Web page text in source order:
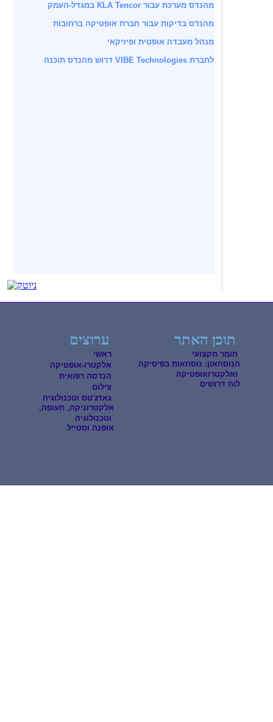
מהנדס מערכת עבור KLA Tencor במגדל-העמק
מהנדס בדיקות עבור חברת אופטיקה ברחובות
מנהל מעבדה אופטית ופיזיקאי
לחברת VIBE Technologies דרוש מהנדס תוכנה
ערוצים
ראשי
אלקטרו-אופטיקה
הנדסה רפואית
צילום
גאדג'טס וטכנולוגיה
אלקטרוניקה, תעופה,
וטכנולוגיה
אופנה וסטייל
תוכן האתר
חומר מקצועי
הנוסחאון: נוסחאות בפיסיקה
ואלקטרואופטיקה
לוח דרושים